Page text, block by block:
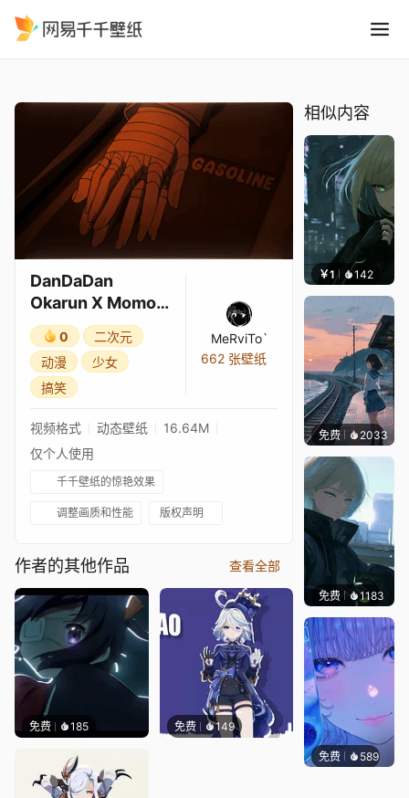
DanDaDan
Okarun X Momo -
Gasoline Edit
AMV
0
二次元
动漫
少女
搞笑
MeRviTo`
662 张壁纸
视频格式 动态壁纸
16.64M
仅个人使用
千千壁纸的惊艳效果
调整画质和性能 版权声明
作者的其他作品 查看全部
免费 185 免费 149
相似内容
￥1 142
免费 2033辰东
免费 1183辰东
免费 589辰东